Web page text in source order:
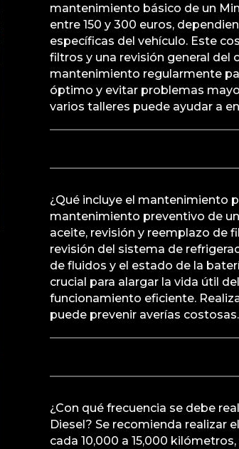
mantenimiento básico de un
entre 150 y 300 euros,
específicas del vehículo. Este
filtros y una revisión general del
mantenimiento regularmente
óptimo y evitar problemas
varios talleres puede ayudar a
¿Qué incluye el mantenimiento
mantenimiento preventivo de
aceite, revisión y reemplazo de
revisión del sistema de
de fluidos y el estado de la
crucial para alargar la vida útil
funcionamiento eficiente.
puede prevenir averías costosas.
¿Con qué frecuencia se debe
Diesel? Se recomienda realizar
cada 10,000 a 15,000